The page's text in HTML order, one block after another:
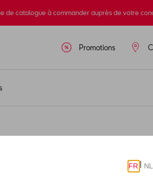
de catalogue à commander auprès de votre
Promotions